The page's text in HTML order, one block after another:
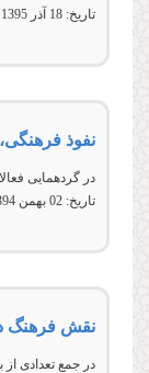
تاریخ: 18 آذر 1395
در گردهمايی
تاریخ: 02 بهمن 1394
نقش فرهنگ
در جمع تعدادی